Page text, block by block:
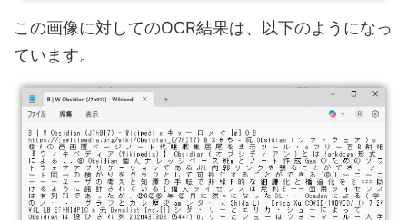
この画像に対してのOCR結果は、以下のようになっ
ています。